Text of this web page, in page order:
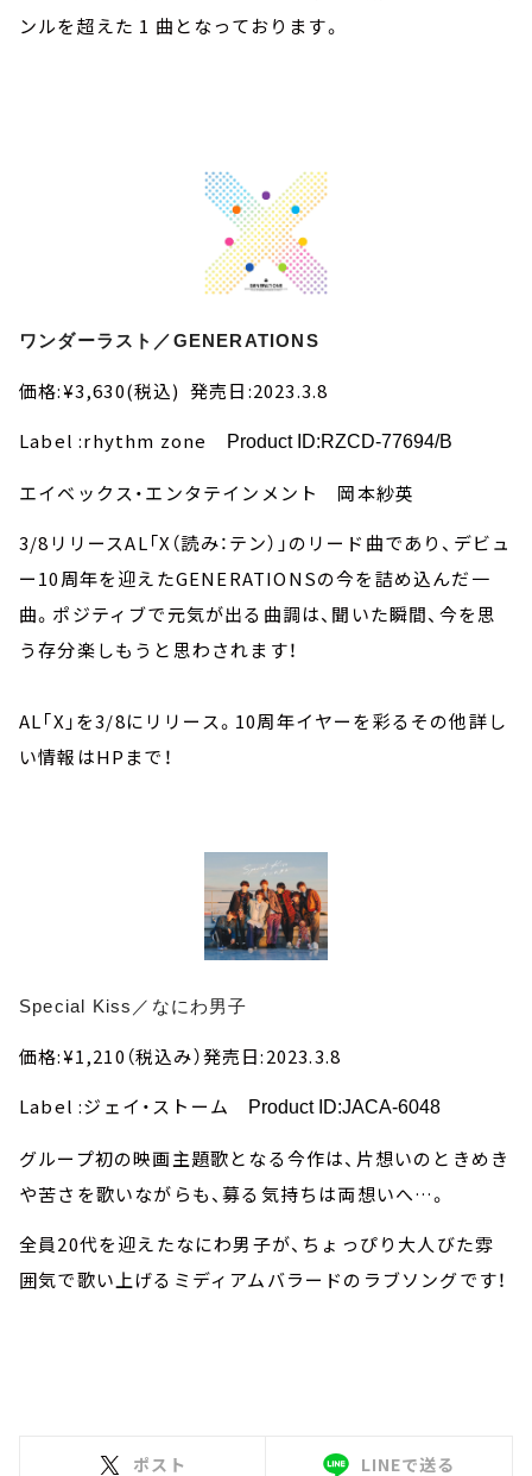
ンルを超えた 1 曲となっております。
ワンダーラスト／GENERATIONS
価格:¥3,630(税込) 発売日:2023.3.8
Label :rhythm zone
Product ID:RZCD-77694/B
エイベックス・エンタテインメント 岡本紗英
3/8リリースAL「X（読み：テン）」のリード曲であり、デビュ
ー10周年を迎えたGENERATIONSの今を詰め込んだ一
曲。ポジティブで元気が出る曲調は、聞いた瞬間、今を思
う存分楽しもうと思わされます！
AL「X」を3/8にリリース。10周年イヤーを彩るその他詳し
い情報はHPまで！
Special Kiss／なにわ男子
価格:¥1,210（税込み）発売日:2023.3.8
Label :ジェイ・ストーム
Product ID:JACA-6048
グループ初の映画主題歌となる今作は、片想いのときめき
や苦さを歌いながらも、募る気持ちは両想いへ…。
全員20代を迎えたなにわ男子が、ちょっぴり大人びた雰
囲気で歌い上げるミディアムバラードのラブソングです！
ポスト LINEで送る